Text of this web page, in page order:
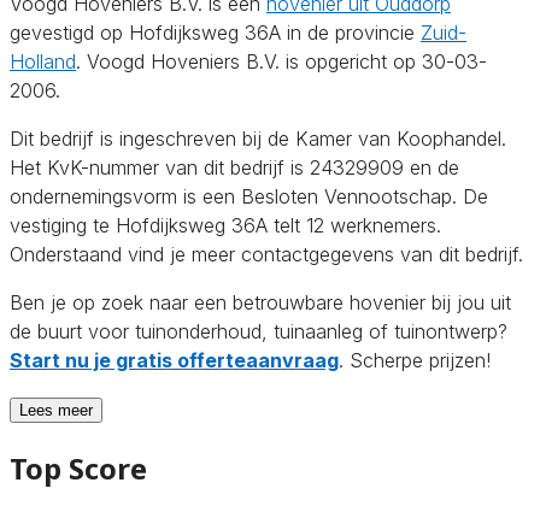
gevestigd op Hofdijksweg 36A in de provincie Zuid-
Holland. Voogd Hoveniers B.V. is opgericht op 30-03-
2006.
Dit bedrijf is ingeschreven bij de Kamer van Koophandel.
Het KvK-nummer van dit bedrijf is 24329909 en de
ondernemingsvorm is een Besloten Vennootschap. De
vestiging te Hofdijksweg 36A telt 12 werknemers.
Onderstaand vind je meer contactgegevens van dit bedrijf.
Ben je op zoek naar een betrouwbare hovenier bij jou uit
de buurt voor tuinonderhoud, tuinaanleg of tuinontwerp?
Start nu je gratis offerteaanvraag. Scherpe prijzen!
Lees meer
Top Score